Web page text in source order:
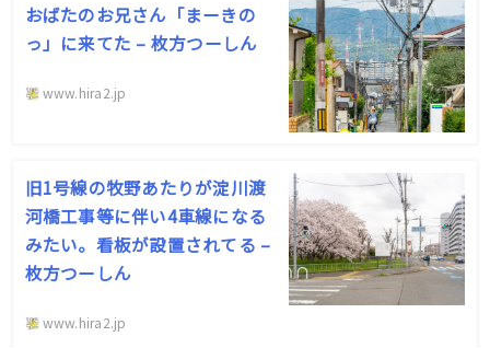
おばたのお兄さん「まーきの
っ」に来てた – 枚方つーしん
www.hira2.jp
旧1号線の牧野あたりが淀川渡
河橋工事等に伴い4車線になる
みたい。看板が設置されてる –
枚方つーしん
www.hira2.jp